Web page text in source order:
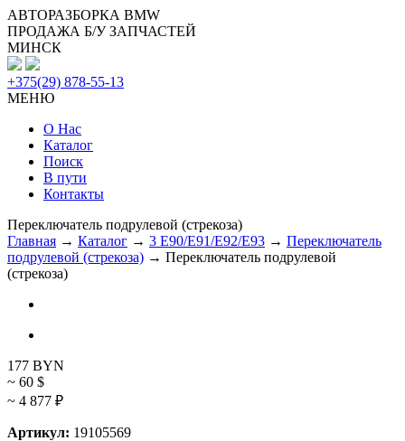
АВТОРАЗБОРКА BMW
ПРОДАЖА Б/У ЗАПЧАСТЕЙ
МИНСК
+375(29) 878-55-13
МЕНЮ
О Нас
Каталог
Поиск
В пути
Контакты
Переключатель подрулевой (стрекоза)
Главная → Каталог → 3 E90/E91/E92/E93 → Переключатель
подрулевой (стрекоза) → Переключатель подрулевой
(стрекоза)
177 BYN
~ 60 $
~ 4 877 ₽
Артикул: 19105569